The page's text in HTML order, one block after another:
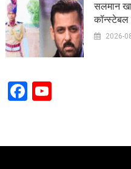
सलमान
कॉन्स्टेबल
2026-
Facebook
YouTube